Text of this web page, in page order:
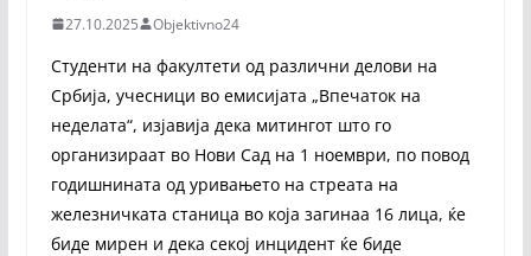
27.10.2025 Objektivno24
Студенти на факултети од различни делови на
Србија, учесници во емисијата „Впечаток на
неделата“, изјавија дека митингот што го
организираат во Нови Сад на 1 ноември, по повод
годишнината од уривањето на стреата на
железничката станица во која загинаа 16 лица, ќе
биде мирен и дека секој инцидент ќе биде